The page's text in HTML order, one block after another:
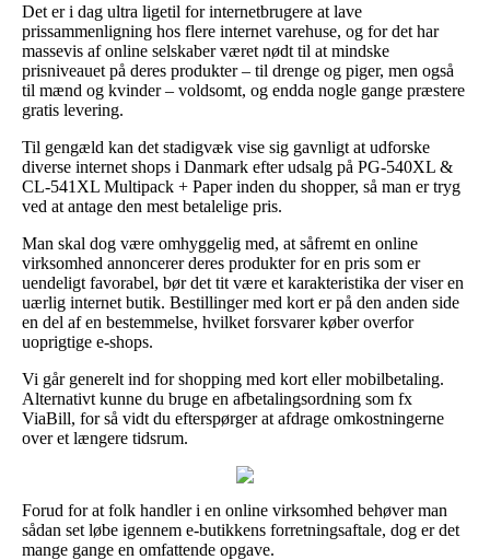
Det er i dag ultra ligetil for internetbrugere at lave
prissammenligning hos flere internet varehuse, og for det har
massevis af online selskaber været nødt til at mindske
prisniveauet på deres produkter – til drenge og piger, men også
til mænd og kvinder – voldsomt, og endda nogle gange præstere
gratis levering.
Til gengæld kan det stadigvæk vise sig gavnligt at udforske
diverse internet shops i Danmark efter udsalg på PG-540XL &
CL-541XL Multipack + Paper inden du shopper, så man er tryg
ved at antage den mest betalelige pris.
Man skal dog være omhyggelig med, at såfremt en online
virksomhed annoncerer deres produkter for en pris som er
uendeligt favorabel, bør det tit være et karakteristika der viser en
uærlig internet butik. Bestillinger med kort er på den anden side
en del af en bestemmelse, hvilket forsvarer køber overfor
uoprigtige e-shops.
Vi går generelt ind for shopping med kort eller mobilbetaling.
Alternativt kunne du bruge en afbetalingsordning som fx
ViaBill, for så vidt du efterspørger at afdrage omkostningerne
over et længere tidsrum.
Forud for at folk handler i en online virksomhed behøver man
sådan set løbe igennem e-butikkens forretningsaftale, dog er det
mange gange en omfattende opgave.